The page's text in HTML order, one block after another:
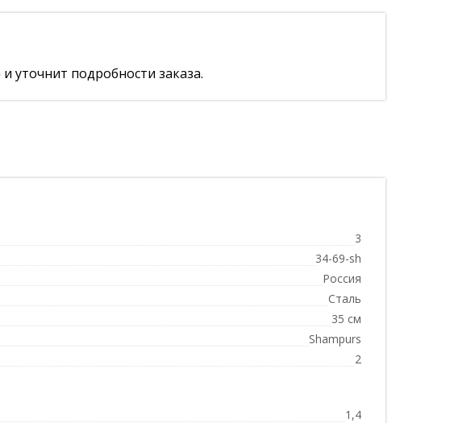
уточнит подробности заказа.
3
34-69-sh
Россия
Сталь
35 см
Shampurs
2
1,4